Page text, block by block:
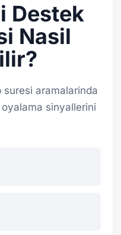
Destek
Nasil
aramalarinda
sinyallerini